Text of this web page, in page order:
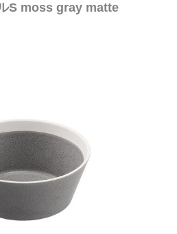
S moss gray matte